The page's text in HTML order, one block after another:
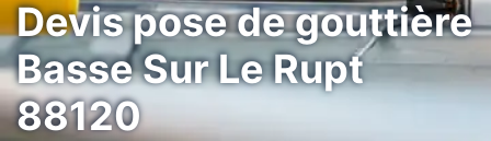
Devis pose de gouttière
Basse Sur Le Rupt
88120